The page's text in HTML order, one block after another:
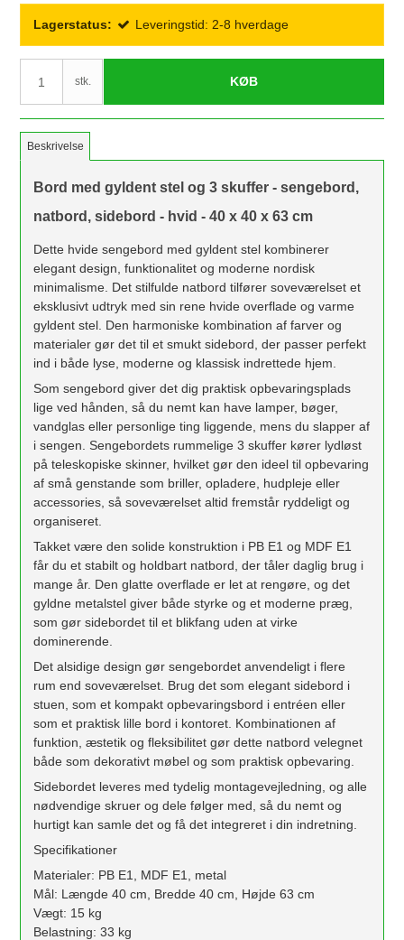
Lagerstatus: Leveringstid: 2-8 hverdage
stk. KØB
Beskrivelse
Bord med gyldent stel og 3 skuffer - sengebord,
natbord, sidebord - hvid - 40 x 40 x 63 cm
Dette hvide sengebord med gyldent stel kombinerer
elegant design, funktionalitet og moderne nordisk
minimalisme. Det stilfulde natbord tilfører soveværelset et
eksklusivt udtryk med sin rene hvide overflade og varme
gyldent stel. Den harmoniske kombination af farver og
materialer gør det til et smukt sidebord, der passer perfekt
ind i både lyse, moderne og klassisk indrettede hjem.
Som sengebord giver det dig praktisk opbevaringsplads
lige ved hånden, så du nemt kan have lamper, bøger,
vandglas eller personlige ting liggende, mens du slapper af
i sengen. Sengebordets rummelige 3 skuffer kører lydløst
på teleskopiske skinner, hvilket gør den ideel til opbevaring
af små genstande som briller, opladere, hudpleje eller
accessories, så soveværelset altid fremstår ryddeligt og
organiseret.
Takket være den solide konstruktion i PB E1 og MDF E1
får du et stabilt og holdbart natbord, der tåler daglig brug i
mange år. Den glatte overflade er let at rengøre, og det
gyldne metalstel giver både styrke og et moderne præg,
som gør sidebordet til et blikfang uden at virke
dominerende.
Det alsidige design gør sengebordet anvendeligt i flere
rum end soveværelset. Brug det som elegant sidebord i
stuen, som et kompakt opbevaringsbord i entréen eller
som et praktisk lille bord i kontoret. Kombinationen af
funktion, æstetik og fleksibilitet gør dette natbord velegnet
både som dekorativt møbel og som praktisk opbevaring.
Sidebordet leveres med tydelig montagevejledning, og alle
nødvendige skruer og dele følger med, så du nemt og
hurtigt kan samle det og få det integreret i din indretning.
Specifikationer
Materialer: PB E1, MDF E1, metal
Mål: Længde 40 cm, Bredde 40 cm, Højde 63 cm
Vægt: 15 kg
Belastning: 33 kg